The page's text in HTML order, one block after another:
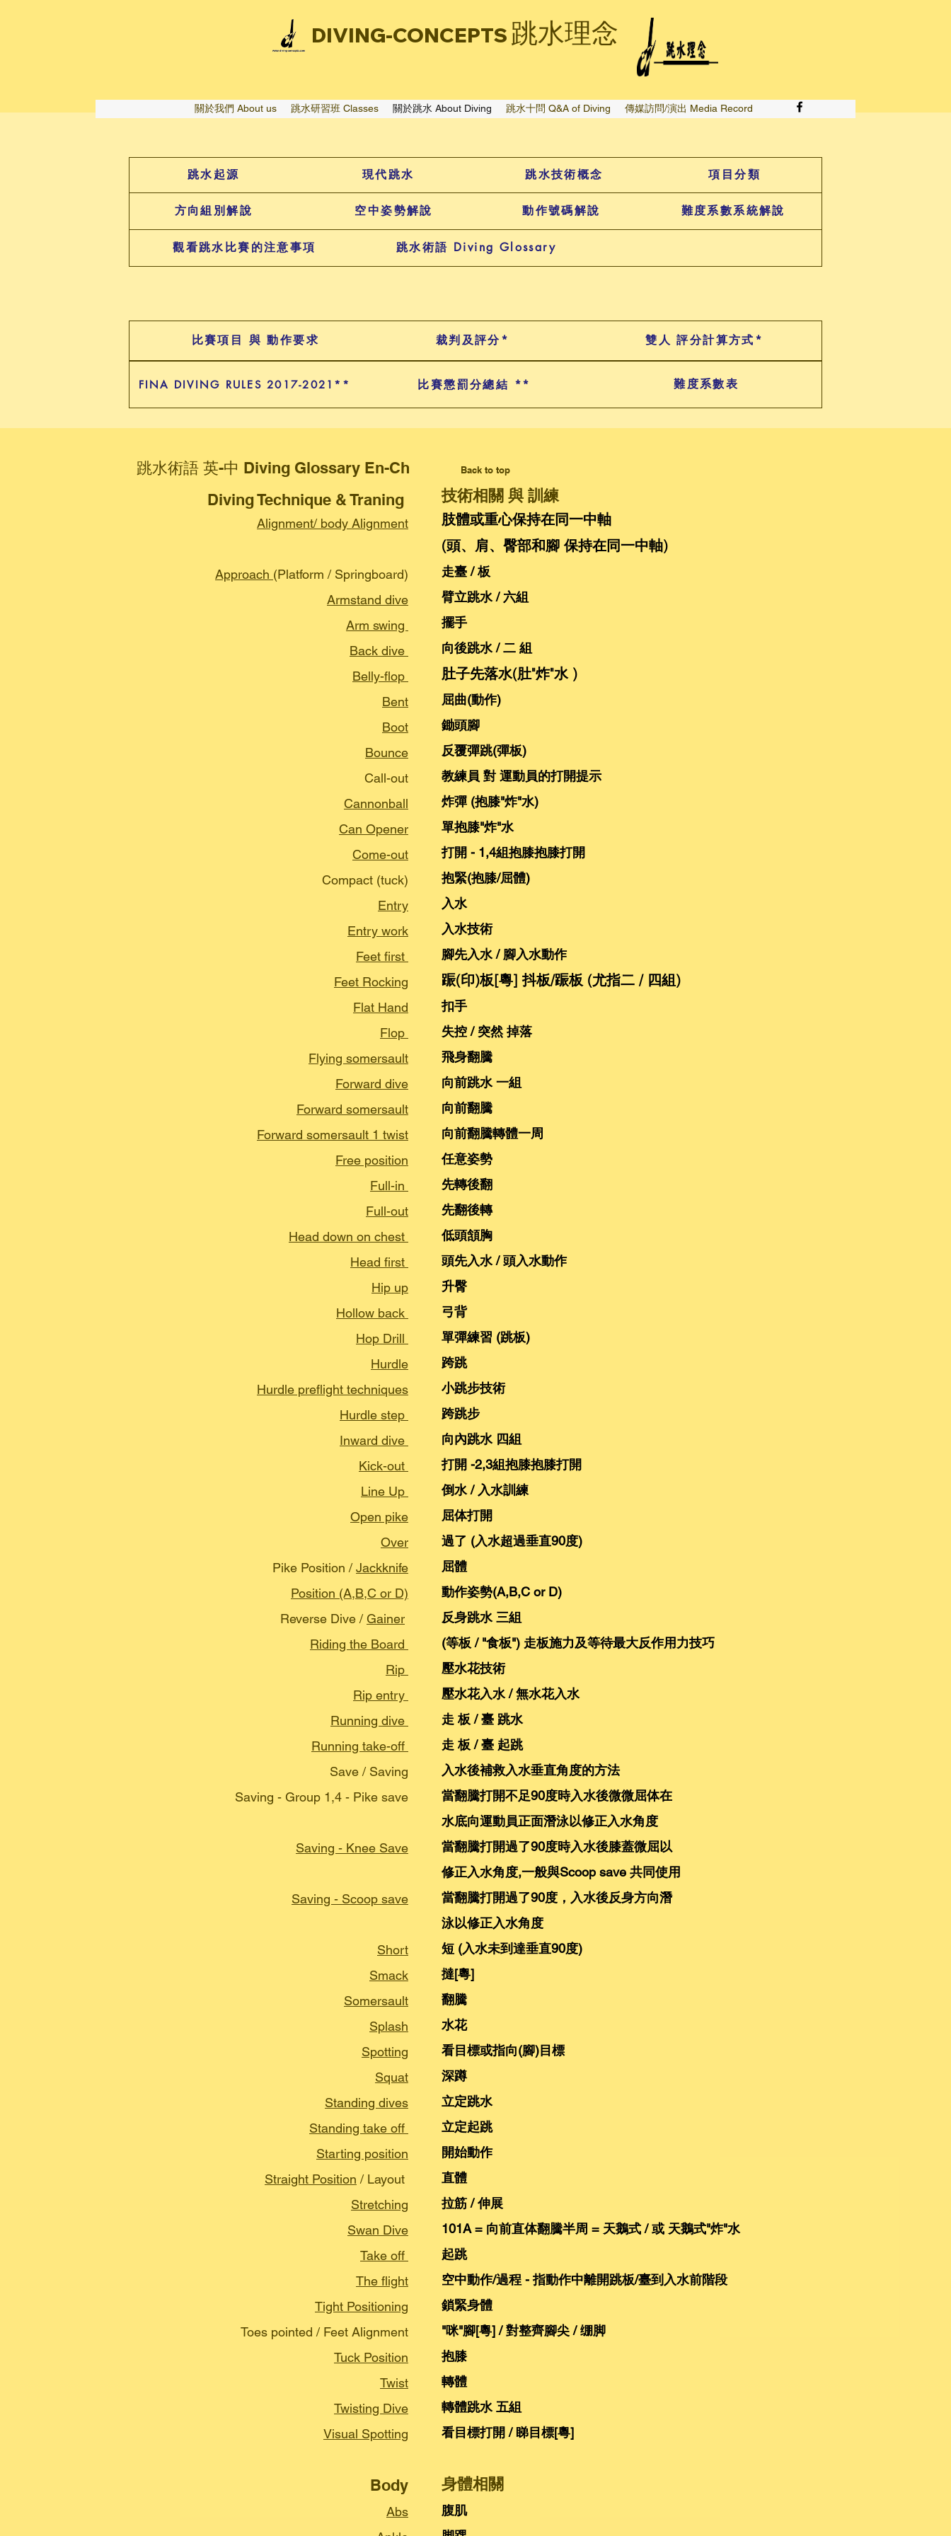
DIVING-CONCEPTS 跳水理念
關於我們 About us 跳水研習班 Classes 關於跳水 About Diving 跳水十問 Q&A of Diving 傳媒訪問/演出 Media Record
跳水起源 現代跳水 跳水技術概念 項目分類
方向組別解說 空中姿勢解說 動作號碼解說 難度系數系統解說
觀看跳水比賽的注意事項 跳水術語 Diving Glossary
比賽項目 與 動作要求 裁判及評分* 雙人 評分計算方式*
FINA DIVING RULES 2017-2021** 比賽懲罰分總結 ** 難度系數表
跳水術語 英-中 Diving Glossary En-Ch Back to top
Diving Technique & Traning
Alignment/ body Alignment
Approach (Platform / Springboard)
Armstand dive
Arm swing
Back dive
Belly-flop
Bent
Boot
Bounce
Call-out
Cannonball
Can Opener
Come-out
Compact (tuck)
Entry
Entry work
Feet first
Feet Rocking
Flat Hand
Flop
Flying somersault
Forward dive
Forward somersault
Forward somersault 1 twist
Free position
Full-in
Full-out
Head down on chest
Head first
Hip up
Hollow back
Hop Drill
Hurdle
Hurdle preflight techniques
Hurdle step
Inward dive
Kick-out
Line Up
Open pike
Over
Pike Position /Jackknife
Position (A,B,C or D)
Reverse Dive / Gainer
Riding the Board
Rip
Rip entry
Running dive
Running take-off
Save / Saving
Saving - Group 1,4 - Pike save
Saving - Knee Save
Saving - Scoop save
Short
Smack
Somersault
Splash
Spotting
Squat
Standing dives
Standing take off
Starting position
Straight Position / Layout
Stretching
Swan Dive
Take off
The flight
Tight Positioning
Toes pointed / Feet Alignment
Tuck Position
Twist
Twisting Dive
Visual Spotting
Body
Abs
技術相關 與 訓練
肢體或重心保持在同一中軸
(頭、肩、臀部和腳 保持在同一中軸)
走臺 / 板
臂立跳水 / 六組
擺手
向後跳水 / 二 組
肚子先落水(肚"炸"水 )
屈曲(動作)
鋤頭腳
反覆彈跳(彈板)
教練員 對 運動員的打開提示
​炸彈 (抱膝"炸"水)
單抱膝"炸"水
打開 - 1,4組抱膝抱膝打開
抱緊(抱膝/屈體)
入水
入水技術
腳先入水 / 腳入水動作
䟴(印)板[粵] 抖板/䟴板 (尤指二 / 四組)
扣手
失控 / 突然 掉落
飛身翻騰
向前跳水 一組
向前翻騰
向前翻騰轉體一周
任意姿勢
先轉後翻
先翻後轉
低頭頷胸
頭先入水 / 頭入水動作
升臀
弓背
單彈練習 (跳板)
跨跳
小跳步技術
跨跳步
向內跳水 四組
打開 -2,3組抱膝抱膝打開
倒水 / 入水訓練
屈体打開
過了 (入水超過垂直90度)
屈體
動作姿勢(A,B,C or D)
反身跳水 三組
(等板 / "食板") 走板施力及等待最大反作用力技巧
壓水花技術
壓水花入水 / 無水花入水
走 板 / 臺 跳水
走 板 / 臺 起跳
入水後補救入水垂直角度的方法
當翻騰打開不足90度時入水後微微屈体在
水底向運動員正面潛泳以修正入水角度
當翻騰打開過了90度時入水後膝蓋微屈以
修正入水角度,一般與Scoop save 共同使用
當翻騰打開過了90度，入水後反身方向潛
泳以修正入水角度
短 (入水未到達垂直90度)
撻[粵]
翻騰
水花
看目標或指向(腳)目標
深蹲
立定跳水
立定起跳
開始動作
直體
拉筋 / 伸展
101A = 向前直体翻騰半周 = 天鵝式 / 或 天鵝式"炸"水
起跳
空中動作/過程 - 指動作中離開跳板/臺到入水前階段
鎖緊身體
"咪"腳[粵] / 對整齊腳尖 / 绷脚
抱膝
轉體
轉體跳水 五組
看目標打開 / 睇目標[粵]
身體相關
腹肌